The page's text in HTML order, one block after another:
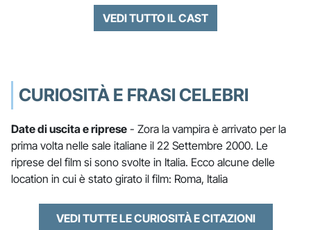
VEDI TUTTO IL CAST
CURIOSITÀ E FRASI CELEBRI
Date di uscita e riprese - Zora la vampira è arrivato per la
prima volta nelle sale italiane il 22 Settembre 2000. Le
riprese del film si sono svolte in Italia. Ecco alcune delle
location in cui è stato girato il film: Roma, Italia
VEDI TUTTE LE CURIOSITÀ E CITAZIONI